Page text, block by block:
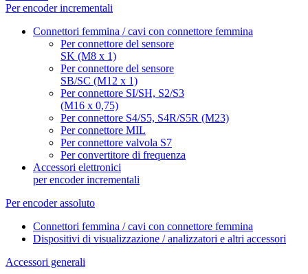
Per encoder incrementali
Connettori femmina / cavi con connettore femmina
Per connettore del sensore
SK (M8 x 1)
Per connettore del sensore
SB/SC (M12 x 1)
Per connettore SI/SH, S2/S3
(M16 x 0,75)
Per connettore S4/S5, S4R/S5R (M23)
Per connettore MIL
Per connettore valvola S7
Per convertitore di frequenza
Accessori elettronici
per encoder incrementali
Per encoder assoluto
Connettori femmina / cavi con connettore femmina
Dispositivi di visualizzazione / analizzatori e altri accessori
Accessori generali